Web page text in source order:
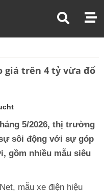
giá trên 4 tỷ vừa đổ
5/2026, thị trường
sôi động với sự góp
gồm nhiều mẫu siêu
mẫu xe điện hiệu